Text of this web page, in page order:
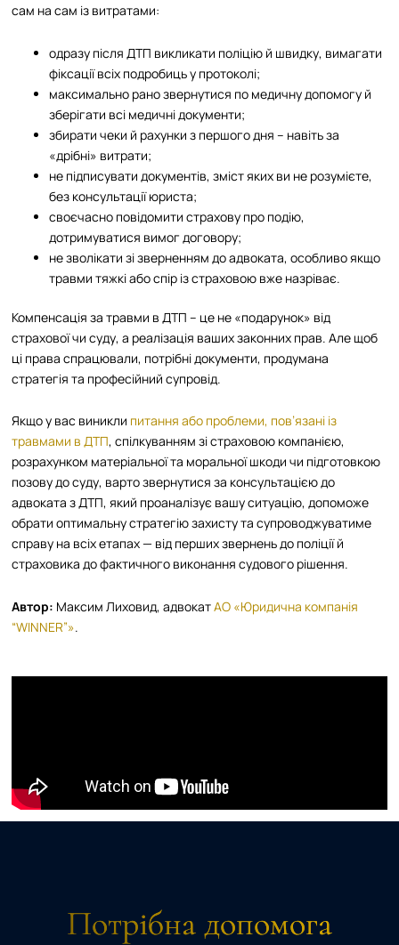
сам на сам із витратами:
одразу після ДТП викликати поліцію й швидку, вимагати
фіксації всіх подробиць у протоколі;
максимально рано звернутися по медичну допомогу й
зберігати всі медичні документи;
збирати чеки й рахунки з першого дня – навіть за
«дрібні» витрати;
не підписувати документів, зміст яких ви не розумієте,
без консультації юриста;
своєчасно повідомити страхову про подію,
дотримуватися вимог договору;
не зволікати зі зверненням до адвоката, особливо якщо
травми тяжкі або спір із страховою вже назріває.
Компенсація за травми в ДТП – це не «подарунок» від
страхової чи суду, а реалізація ваших законних прав. Але щоб
ці права спрацювали, потрібні документи, продумана
стратегія та професійний супровід.
Якщо у вас виникли питання або проблеми, пов’язані із
травмами в ДТП, спілкуванням зі страховою компанією,
розрахунком матеріальної та моральної шкоди чи підготовкою
позову до суду, варто звернутися за консультацією до
адвоката з ДТП, який проаналізує вашу ситуацію, допоможе
обрати оптимальну стратегію захисту та супроводжуватиме
справу на всіх етапах — від перших звернень до поліції й
страховика до фактичного виконання судового рішення.
Автор: Максим Лиховид, адвокатАО «Юридична компанія
“WINNER”».
Потрібна допомога